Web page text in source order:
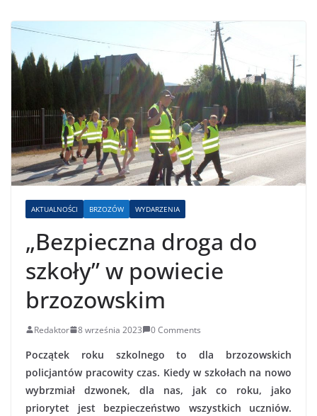
AKTUALNOŚCI BRZOZÓW WYDARZENIA
„Bezpieczna droga do
szkoły” w powiecie
brzozowskim
Redaktor 8 września 2023 0 Comments
Początek roku szkolnego to dla brzozowskich
policjantów pracowity czas. Kiedy w szkołach na nowo
wybrzmiał dzwonek, dla nas, jak co roku, jako
priorytet jest bezpieczeństwo wszystkich uczniów.